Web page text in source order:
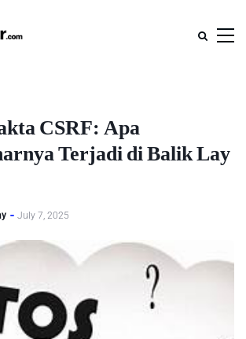
CSRF: Apa
Terjadi di Balik Lay
July 7, 2025